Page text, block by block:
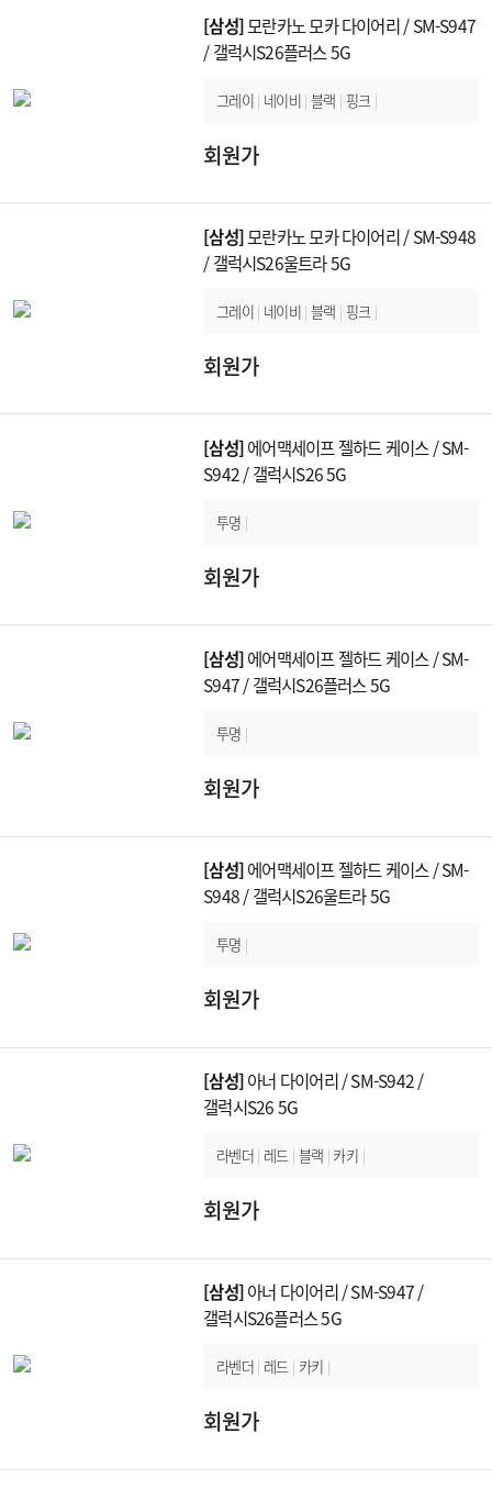
[삼성]모란카노 모카 다이어리 / SM-S947
/ 갤럭시S26플러스 5G
그레이 | 네이비 | 블랙 | 핑크 |
회원가
[삼성]모란카노 모카 다이어리 / SM-S948
/ 갤럭시S26울트라 5G
그레이 | 네이비 | 블랙 | 핑크 |
회원가
[삼성]에어맥세이프 젤하드 케이스 / SM-
S942 / 갤럭시S26 5G
투명 |
회원가
[삼성]에어맥세이프 젤하드 케이스 / SM-
S947 / 갤럭시S26플러스 5G
투명 |
회원가
[삼성]에어맥세이프 젤하드 케이스 / SM-
S948 / 갤럭시S26울트라 5G
투명 |
회원가
[삼성]아너 다이어리 / SM-S942 /
갤럭시S26 5G
라벤더 | 레드 | 블랙 | 카키 |
회원가
[삼성]아너 다이어리 / SM-S947 /
갤럭시S26플러스 5G
라벤더 | 레드 | 카키 |
회원가